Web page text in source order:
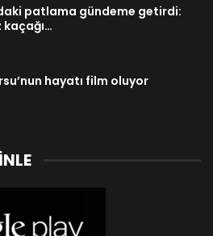
patlama gündeme getirdi:
hayatı film oluyor